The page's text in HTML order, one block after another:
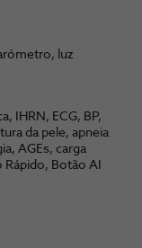
luz
IHRN, ECG, BP,
da pele, apneia
AGEs, carga
Botão AI